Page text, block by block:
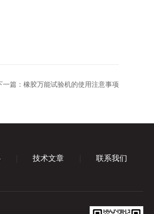
一篇： 橡胶万能试验机的使用注意事项
技术文章 联系我们